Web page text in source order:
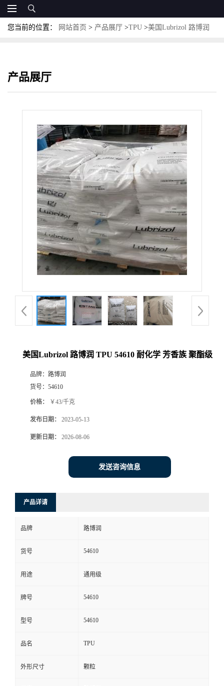
您当前的位置： 网站首页 > 产品展厅 >TPU >美国Lubrizol 路博润
产品展厅
美国Lubrizol 路博润 TPU 54610 耐化学 芳香族 聚酯级
品牌： 路博润
货号： 54610
价格： ￥43/千克
发布日期： 2023-05-13
更新日期： 2026-08-06
发送咨询信息
产品详请
品牌 路博润
货号 54610
用途 通用级
牌号 54610
型号 54610
品名 TPU
外形尺寸 颗粒